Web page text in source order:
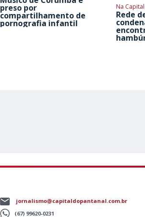
preso por
compartilhamento de
pornografia infantil
Na Capital
Rede
jornalismo@capitaldopantanal.com.br
(67) 99620-0231